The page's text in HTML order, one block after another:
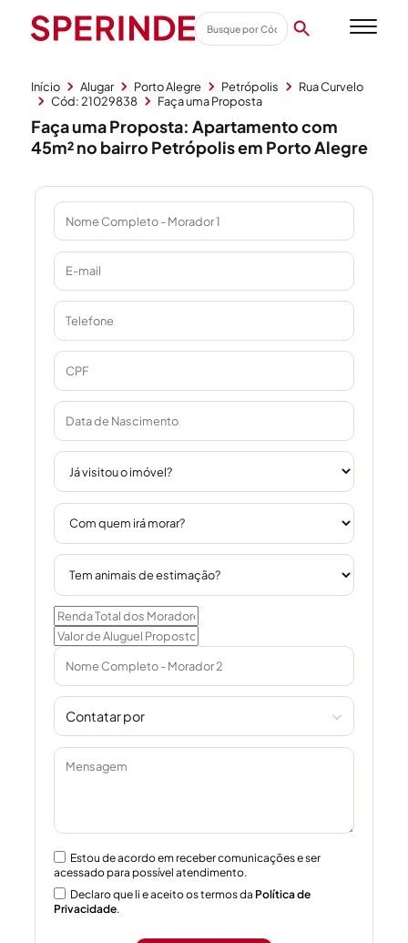
Início Alugar Porto Alegre Petrópolis
Rua Curvelo
Cód: 21029838
Faça uma Proposta
Faça uma Proposta: Apartamento com
45m² no bairro Petrópolis em Porto Alegre
Contatar por
Estou de acordo em receber comunicações e ser
acessado para possível atendimento.
Declaro que li e aceito os termos da Política de
Privacidade.